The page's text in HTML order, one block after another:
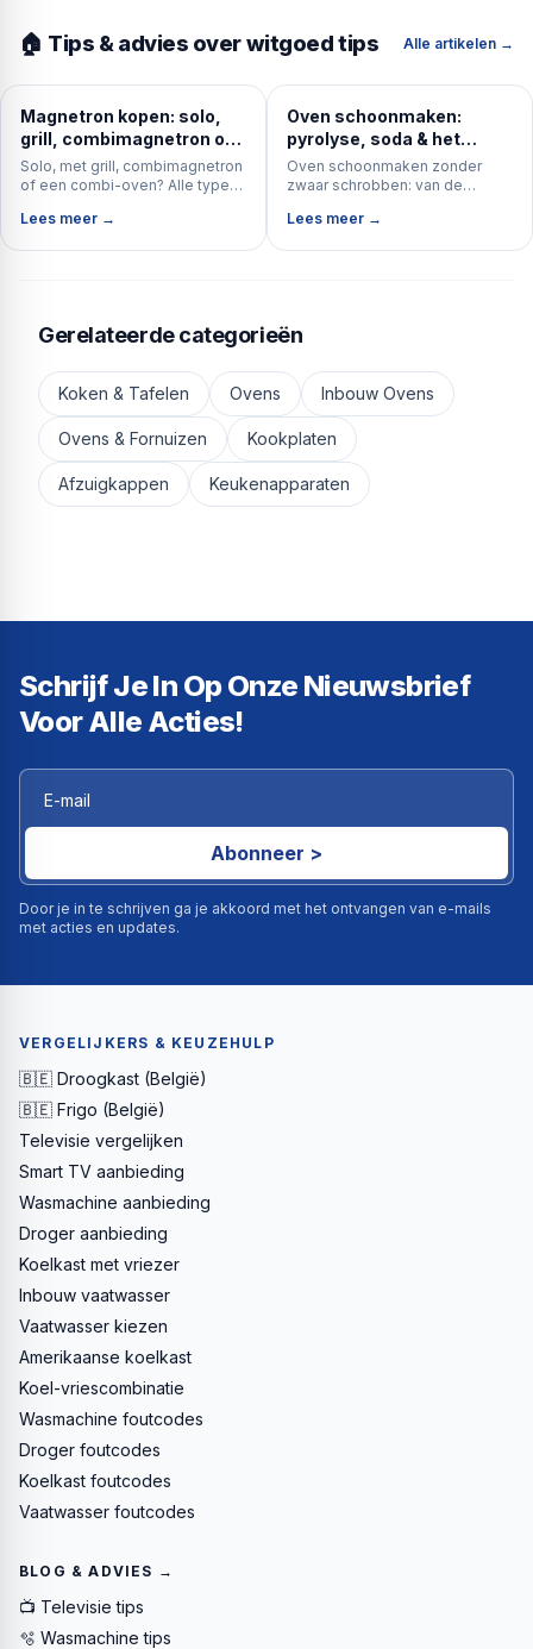
🏠 Tips & advies over witgoed tips Alle artikelen →
Magnetron kopen: solo,
grill, combimagnetron of
combi-oven?
Solo, met grill, combimagnetron
of een combi-oven? Alle typen
koopadvies over vermogen,
Lees meer →
Oven schoonmaken:
pyrolyse, soda & het
ovenglas (complete gids)
Oven schoonmaken zonder
zwaar schrobben: van de
simpele sodapasta, plus het
Lees meer →
Gerelateerde categorieën
Koken & Tafelen Ovens Inbouw Ovens
Ovens & Fornuizen Kookplaten
Afzuigkappen Keukenapparaten
Schrijf Je In Op Onze Nieuwsbrief
Voor Alle Acties!
Abonneer >
Door je in te schrijven ga je akkoord met het ontvangen van e-mails
met acties en updates.
VERGELIJKERS & KEUZEHULP
🇧🇪 Droogkast (België)
🇧🇪 Frigo (België)
Televisie vergelijken
Smart TV aanbieding
Wasmachine aanbieding
Droger aanbieding
Koelkast met vriezer
Inbouw vaatwasser
Vaatwasser kiezen
Amerikaanse koelkast
Koel-vriescombinatie
Wasmachine foutcodes
Droger foutcodes
Koelkast foutcodes
Vaatwasser foutcodes
BLOG & ADVIES →
📺 Televisie tips
🫧 Wasmachine tips